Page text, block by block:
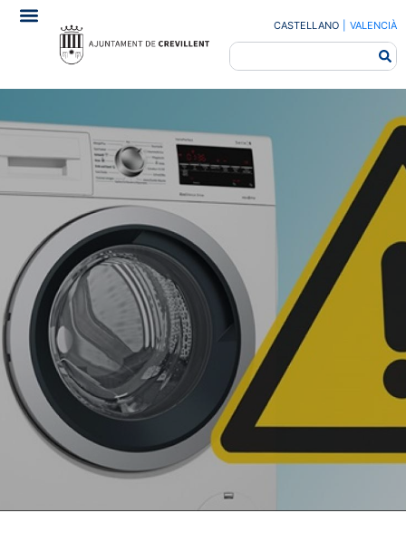
CASTELLANO VALENCIÀ